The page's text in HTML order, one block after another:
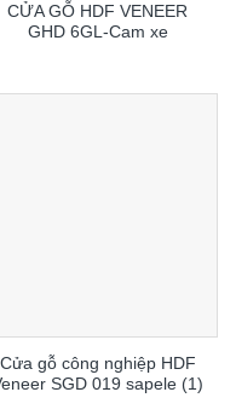
CỬA GỖ HDF VENEER
GHD 6GL-Cam xe
Cửa gỗ công nghiệp HDF
SGD 019 sapele (1)